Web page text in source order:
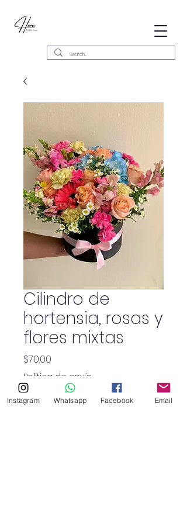
Cilindro de
hortensia, rosas y
flores mixtas
$70.00
Política de envío
Cantidad *
Instagram Whatsapp Facebook Email